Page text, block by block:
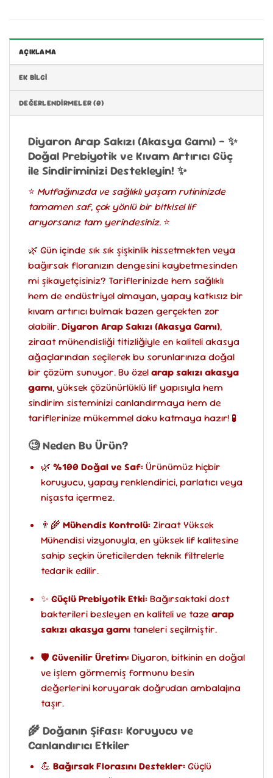
AÇIKLAMA
EK BILGI
DEĞERLENDIRMELER (0)
Diyaron Arap Sakızı (Akasya Gamı) – ✨
Doğal Prebiyotik ve Kıvam Artırıcı Güç
ile Sindiriminizi Destekleyin! ✨
⭐ Mutfağınızda ve sağlıklı yaşam rutininizde
tamamen saf, çok yönlü bir bitkisel lif
arıyorsanız tam yerindesiniz. ⭐
🌿 Gün içinde sık sık şişkinlik hissetmekten veya
bağırsak floranızın dengesini kaybetmesinden
mi şikayetçisiniz? Tariflerinizde hem sağlıklı
hem de endüstriyel olmayan, yapay katkısız bir
kıvam artırıcı bulmak bazen gerçekten zor
olabilir.Diyaron Arap Sakızı (Akasya Gamı),
ziraat mühendisliği titizliğiyle en kaliteli akasya
ağaçlarından seçilerek bu sorunlarınıza doğal
bir çözüm sunuyor. Bu özelarap sakızı akasya
gamı, yüksek çözünürlüklü lif yapısıyla hem
sindirim sisteminizi canlandırmaya hem de
tariflerinize mükemmel doku katmaya hazır! 🧪
🧐 Neden Bu Ürün?
🌿 %100 Doğal ve Saf:Ürünümüz hiçbir
koruyucu, yapay renklendirici, parlatıcı veya
nişasta içermez.
👨‍🌾 Mühendis Kontrolü:Ziraat Yüksek
Mühendisi vizyonuyla, en yüksek lif kalitesine
sahip seçkin üreticilerden teknik filtrelerle
tedarik edilir.
✨ Güçlü Prebiyotik Etki:Bağırsaktaki dost
bakterileri besleyen en kaliteli ve taze arap
sakızı akasya gamı taneleri seçilmiştir.
🛡️ Güvenilir Üretim:Diyaron, bitkinin en doğal
ve işlem görmemiş formunu besin
değerlerini koruyarak doğrudan ambalajına
taşır.
🌾 Doğanın Şifası: Koruyucu ve
Canlandırıcı Etkiler
💪 Bağırsak Florasını Destekler:Güçlü